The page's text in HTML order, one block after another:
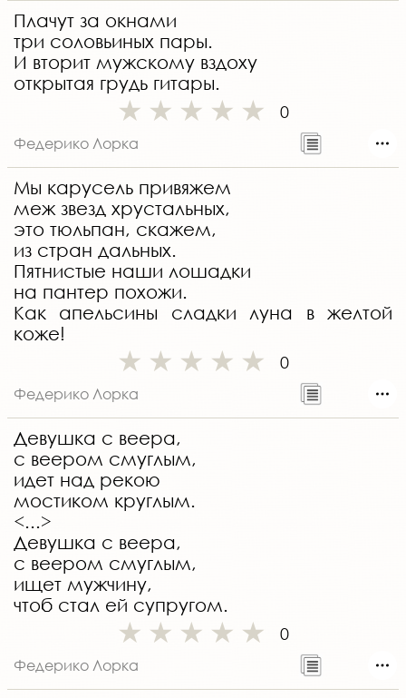
Плачут за окнами
три соловьиных пары.
И вторит мужскому вздоху
открытая грудь гитары.
0
Федерико Лорка
Мы карусель привяжем
меж звезд хрустальных,
это тюльпан, скажем,
из стран дальных.
Пятнистые наши лошадки
на пантер похожи.
Как апельсины сладки луна в желтой
коже!
0
Федерико Лорка
Девушка с веера,
с веером смуглым,
идет над рекою
мостиком круглым.
<...>
Девушка с веера,
с веером смуглым,
ищет мужчину,
чтоб стал ей супругом.
0
Федерико Лорка